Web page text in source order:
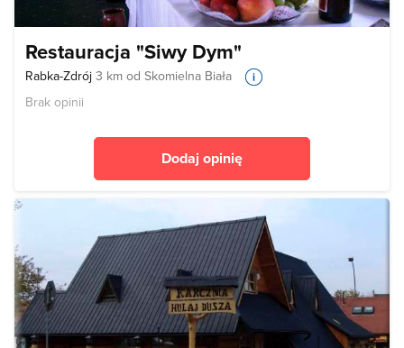
Restauracja "Siwy Dym"
Rabka-Zdrój 3 km od Skomielna Biała
Brak opinii
Dodaj opinię